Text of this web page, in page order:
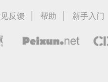
反馈 | 帮助 | 新手入门